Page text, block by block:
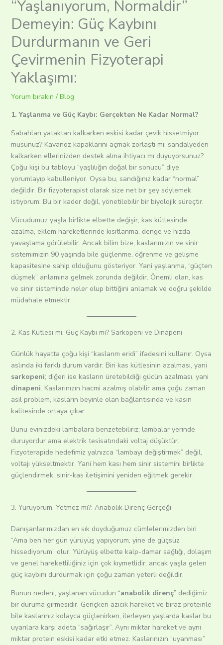
“Yaşlanıyorum, Normaldir”
Demeyin: Güç Kaybını
Durdurmanın ve Geri
Çevirmenin Fizyoterapi
Yaklaşımı:
Yorum bırakın / Blog
1. Yaşlanma ve Güç Kaybı: Gerçekten Ne Kadar Normal?
Sabahları yataktan kalkarken eskisi kadar çevik hissetmiyor
musunuz? Kavanoz kapaklarını açmak zorlaştı mı, sandalyeden
kalkarken ellerinizden destek alma ihtiyacı mı duyuyorsunuz?
Çoğu kişi bu tabloyu “yaşlılığın doğal bir sonucu” diye
yorumlayıp kabulleniyor. Oysa bu, sandığınız kadar “normal”
değildir. Bir fizyoterapist olarak size net bir şey söylemek
istiyorum: Bu bir kader değil, yönetilebilir bir biyolojik süreçtir.
Vücudumuz yaşla birlikte elbette değişir; kas kütlesinde
azalma, eklem hareketlerinde kısıtlanma, denge ve hızda
yavaşlama görülebilir. Ancak bilim bize, kaslarımızın ve sinir
sistemimizin 90 yaşında bile güçlenme, öğrenme ve gelişme
kapasitesine sahip olduğunu gösteriyor. Yani yaşlanma, “güçten
düşmek” anlamına gelmek zorunda değildir. Önemli olan, kas
ve sinir sisteminde neler olup bittiğini anlamak ve doğru şekilde
müdahale etmektir.
2. Kas Kütlesi mi, Güç Kaybı mı? Sarkopeni ve Dinapeni
Günlük hayatta çoğu kişi “kaslarım eridi” ifadesini kullanır. Oysa
aslında iki farklı durum vardır: Biri kas kütlesinin azalması, yani
sarkopeni; diğeri ise kasların üretebildiği gücün azalması, yani
dinapeni. Kaslarınızın hacmi azalmış olabilir ama çoğu zaman
asıl problem, kasların beyinle olan bağlantısında ve kasın
kalitesinde ortaya çıkar.
Bunu evinizdeki lambalara benzetebiliriz; lambalar yerinde
duruyordur ama elektrik tesisatındaki voltaj düşüktür.
Fizyoterapide hedefimiz yalnızca “lambayı değiştirmek” değil,
voltajı yükseltmektir. Yani hem kası hem sinir sistemini birlikte
güçlendirmek, sinir-kas iletişimini yeniden eğitmek gerekir.
3. Yürüyorum, Yetmez mi?: Anabolik Direnç Gerçeği
Danışanlarımızdan en sık duyduğumuz cümlelerimizden biri
“Ama ben her gün yürüyüş yapıyorum, yine de güçsüz
hissediyorum” olur. Yürüyüş elbette kalp-damar sağlığı, dolaşım
ve genel hareketliliğiniz için çok kıymetlidir; ancak yaşla gelen
güç kaybını durdurmak için çoğu zaman yeterli değildir.
Bunun nedeni, yaşlanan vücudun “anabolik direnç” dediğimiz
bir duruma girmesidir. Gençken azıcık hareket ve biraz proteinle
bile kaslarınız kolayca güçlenirken, ilerleyen yaşlarda kaslar bu
uyarılara karşı adeta “sağırlaşır”. Aynı miktar hareket ve aynı
miktar protein eskisi kadar etki etmez. Kaslarınızın “uyanması”